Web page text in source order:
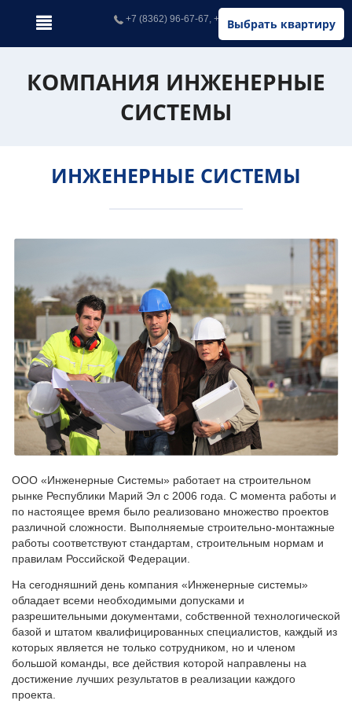
Выбрать квартиру
+7 (8362) 96-67-67, +7 (902) 326-67-67
КОМПАНИЯ ИНЖЕНЕРНЫЕ
СИСТЕМЫ
ИНЖЕНЕРНЫЕ СИСТЕМЫ
ООО «Инженерные Системы» работает на строительном
рынке Республики Марий Эл с 2006 года. С момента работы и
по настоящее время было реализовано множество проектов
различной сложности. Выполняемые строительно-монтажные
работы соответствуют стандартам, строительным нормам и
правилам Российской Федерации.
На сегодняшний день компания «Инженерные системы»
обладает всеми необходимыми допусками и
разрешительными документами, собственной технологической
базой и штатом квалифицированных специалистов, каждый из
которых является не только сотрудником, но и членом
большой команды, все действия которой направлены на
достижение лучших результатов в реализации каждого
проекта.